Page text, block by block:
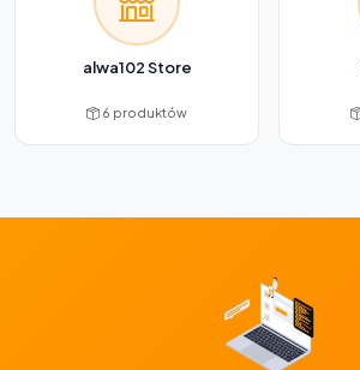
alwa102 Store
6 produktów